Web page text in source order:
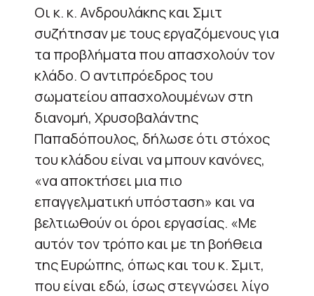
Οι κ. κ. Ανδρουλάκης και Σμιτ
συζήτησαν με τους εργαζόμενους για
τα προβλήματα που απασχολούν τον
κλάδο. Ο αντιπρόεδρος του
σωματείου απασχολουμένων στη
διανομή, Χρυσοβαλάντης
Παπαδόπουλος, δήλωσε ότι στόχος
του κλάδου είναι να μπουν κανόνες,
«να αποκτήσει μια πιο
επαγγελματική υπόσταση» και να
βελτιωθούν οι όροι εργασίας. «Με
αυτόν τον τρόπο και με τη βοήθεια
της Ευρώπης, όπως και του κ. Σμιτ,
που είναι εδώ, ίσως στεγνώσει λίγο